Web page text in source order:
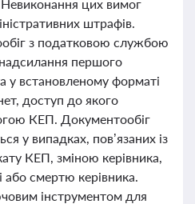
цих вимог
штрафів.
з податковою службою
першого
у встановленому форматі
доступ до якого
КЕП. Документообіг
у випадках, пов’язаних із
КЕП, зміною керівника,
або смертю керівника.
інструментом для